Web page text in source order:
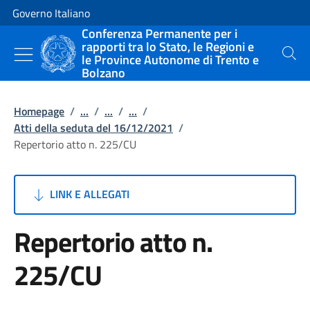
Vai al contenuto
Vai alla navigazione del sito
Governo Italiano
Conferenza Permanente per i
rapporti tra lo Stato, le Regioni e
le Province Autonome di Trento e
Bolzano
Cerca
Homepage / ... / ... / ... /
Atti della seduta del 16/12/2021 /
Repertorio atto n. 225/CU
LINK E ALLEGATI
Repertorio atto n.
225/CU